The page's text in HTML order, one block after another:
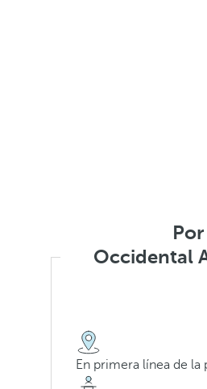
Occidental
En primera línea de la